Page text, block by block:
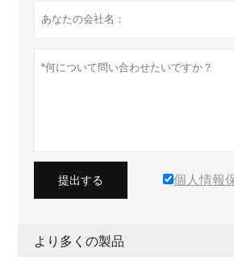
提出する 個人情報
より多くの製品